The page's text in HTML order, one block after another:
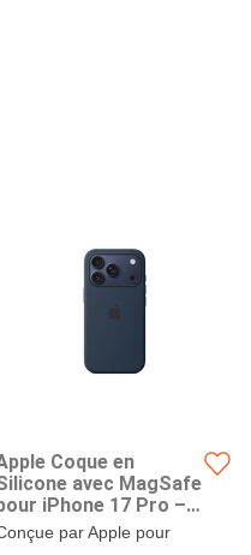
Coque en
avec MagSafe
iPhone 17 Pro –
par Apple pour